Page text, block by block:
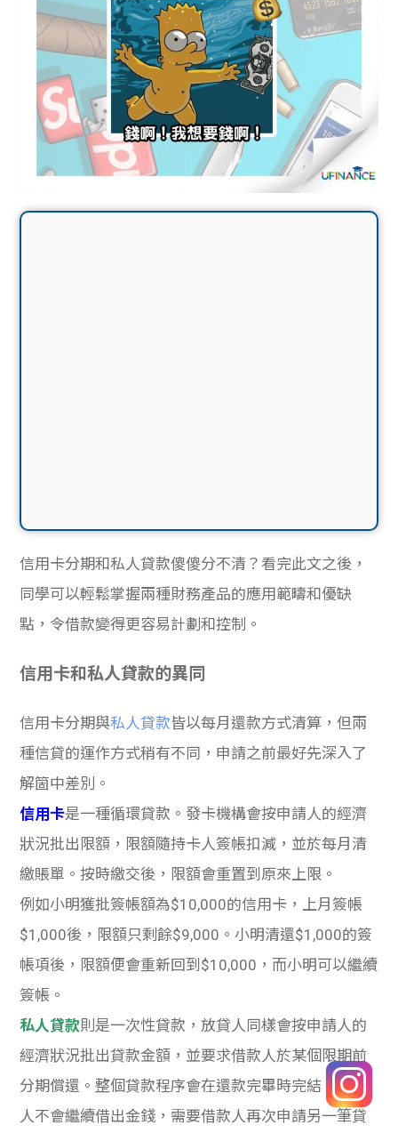
信用卡分期和私人貸款傻傻分不清？看完此文之後，
同學可以輕鬆掌握兩種財務產品的應用範疇和優缺
點，令借款變得更容易計劃和控制。
信用卡和私人貸款的異同
信用卡分期與私人貸款皆以每月還款方式清算，但兩
種信貸的運作方式稍有不同，申請之前最好先深入了
解箇中差別。
信用卡是一種循環貸款。發卡機構會按申請人的經濟
狀況批出限額，限額隨持卡人簽帳扣減，並於每月清
繳賬單。按時繳交後，限額會重置到原來上限。
例如小明獲批簽帳額為$10,000的信用卡，上月簽帳
$1,000後，限額只剩餘$9,000。小明清還$1,000的簽
帳項後，限額便會重新回到$10,000，而小明可以繼續
簽帳。
私人貸款則是一次性貸款，放貸人同樣會按申請人的
經濟狀況批出貸款金額，並要求借款人於某個限期前
分期償還。整個貸款程序會在還款完畢時完結，放貸
人不會繼續借出金錢，需要借款人再次申請另一筆貸